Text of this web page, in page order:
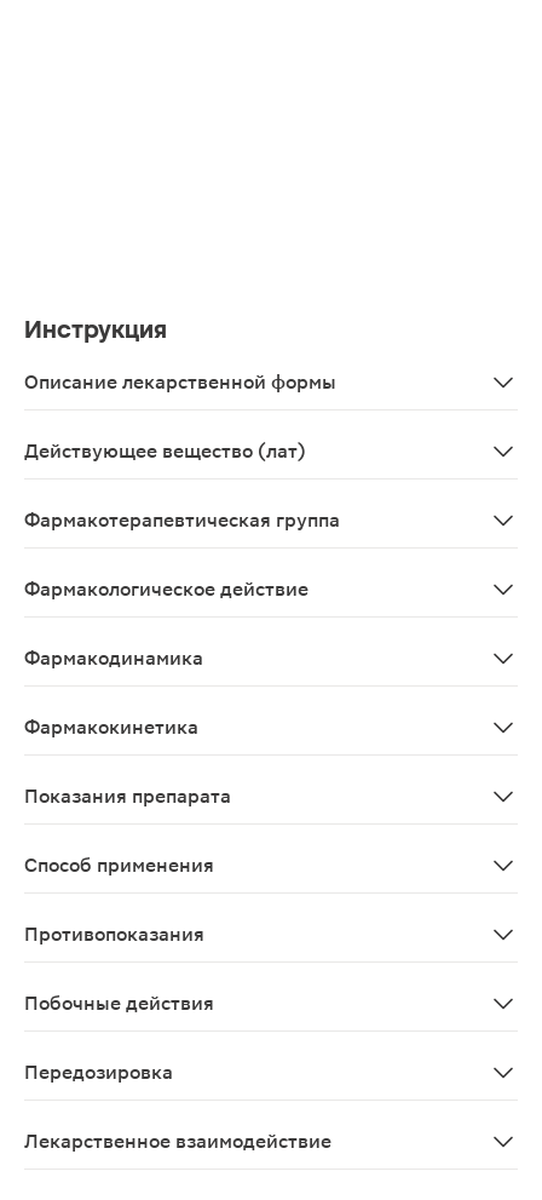
Инструкция
Описание лекарственной формы
Действующее вещество (лат)
Фармакотерапевтическая группа
Фармакологическое действие
Фармакодинамика
Фармакокинетика
Показания препарата
Способ применения
Противопоказания
Побочные действия
Передозировка
Лекарственное взаимодействие